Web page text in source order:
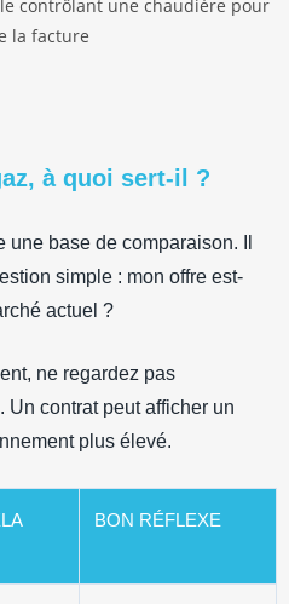
à quoi sert-il ?
une base de comparaison. Il
simple : mon offre est-
actuel ?
ne regardez pas
contrat peut afficher un
plus élevé.
BON RÉFLEXE